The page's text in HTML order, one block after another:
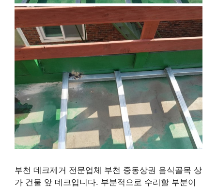
부천 데크제거 전문업체 부천 중동상권 음식골목 상
가 건물 앞 데크입니다. 부분적으로 수리할 부분이